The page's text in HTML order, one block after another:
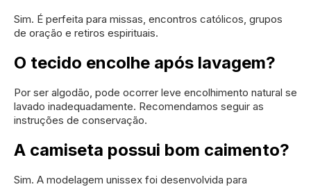
Sim. É perfeita para missas, encontros católicos, grupos
de oração e retiros espirituais.
O tecido encolhe após lavagem?
Por ser algodão, pode ocorrer leve encolhimento natural se
lavado inadequadamente. Recomendamos seguir as
instruções de conservação.
A camiseta possui bom caimento?
Sim. A modelagem unissex foi desenvolvida para